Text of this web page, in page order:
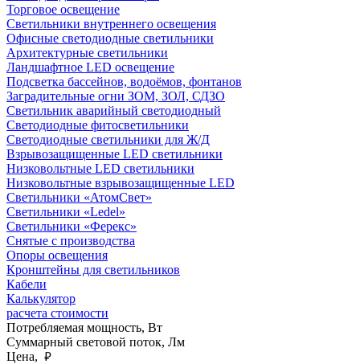
Торговое освещение
Светильники внутреннего освещения
Офисные светодиодные светильники
Архитектурные светильники
Ландшафтное LED освещение
Подсветка бассейнов, водоёмов, фонтанов
Заградительные огни ЗОМ, ЗОЛ, СДЗО
Светильник аварийный светодиодный
Светодиодные фитосветильники
Светодиодные светильники для Ж/Д
Взрывозащищенные LED светильники
Низковольтные LED светильники
Низковольтные взрывозащищенные LED
Светильники «АтомСвет»
Светильники «Ledel»
Светильники «Ферекс»
Снятые с производства
Опоры освещения
Кронштейны для светильников
Кабели
Калькулятор
расчета стоимости
Потребляемая мощность, Вт
Суммарный световой поток, Лм
Цена,
руб.